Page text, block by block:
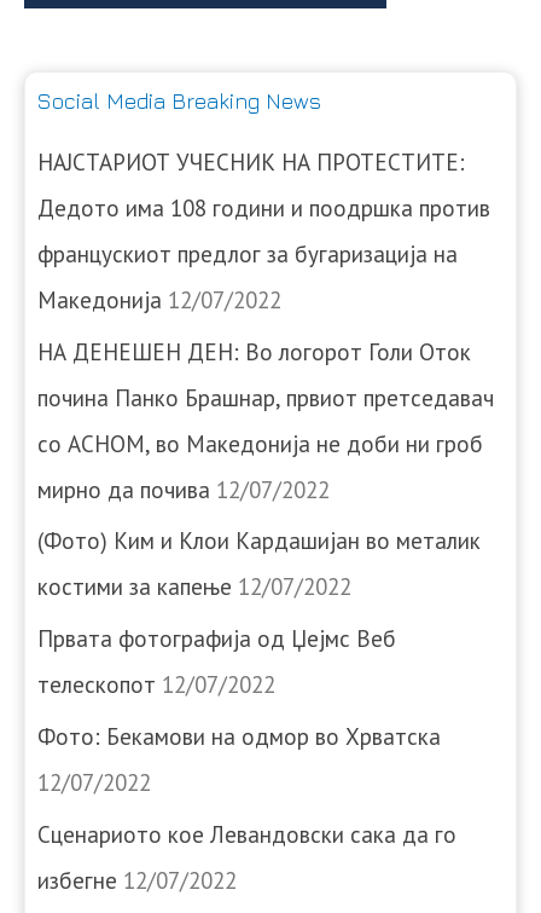
Social Media Breaking News
НАЈСТАРИОТ УЧЕСНИК НА ПРОТЕСТИТЕ:
Дедото има 108 години и поодршка против
францускиот предлог за бугаризација на
Македонија 12/07/2022
НА ДЕНЕШЕН ДЕН: Во логорот Голи Оток
почина Панко Брашнар, првиот претседавач
со АСНОМ, во Македонија не доби ни гроб
мирно да почива 12/07/2022
(Фото) Ким и Клои Кардашијан во металик
костими за капење 12/07/2022
Првата фотографија од Џејмс Веб
телескопот 12/07/2022
Фото: Бекамови на одмор во Хрватска
12/07/2022
Сценариото кое Левандовски сака да го
избегне 12/07/2022